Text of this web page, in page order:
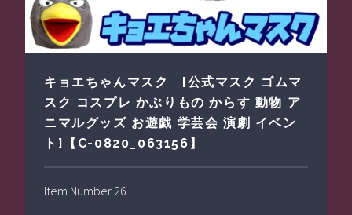
キョエちゃんマスク [公式マスク ゴムマ
スク コスプレ かぶりもの からす 動物 ア
ニマルグッズ お遊戯 学芸会 演劇 イベン
ト]【C-0820_063156】
Item Number 26